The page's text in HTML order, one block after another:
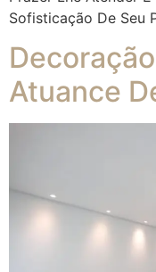
Sofisticação De Seu
Atuance